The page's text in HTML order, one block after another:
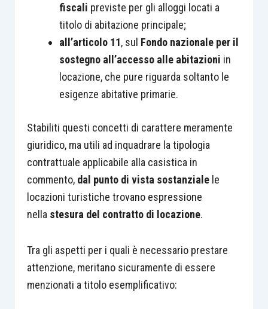
fiscali previste per gli alloggi locati a
titolo di abitazione principale;
all’articolo 11, sul Fondo nazionale per il
sostegno all’accesso alle abitazioni in
locazione, che pure riguarda soltanto le
esigenze abitative primarie.
Stabiliti questi concetti di carattere meramente
giuridico, ma utili ad inquadrare la tipologia
contrattuale applicabile alla casistica in
commento, dal punto di vista sostanzialele
locazioni turistiche trovano espressione
nella stesura del contratto di locazione.
Tra gli aspetti per i quali è necessario prestare
attenzione, meritano sicuramente di essere
menzionati a titolo esemplificativo: